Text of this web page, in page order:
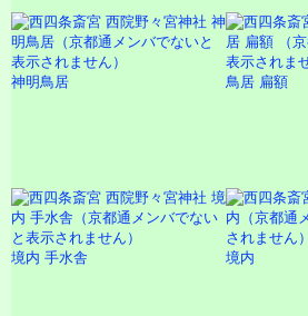
神明鳥居 鳥居 扁額
境内 手水舎 境内